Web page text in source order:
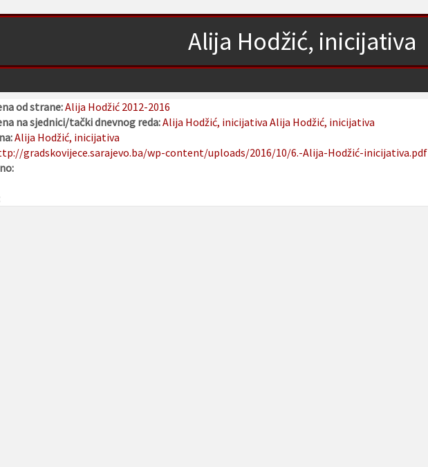
Alija Hodžić, inicijativa
od strane:Alija Hodžić 2012-2016
na sjednici/tački dnevnog reda:Alija Hodžić, inicijativa Alija Hodžić, inicijativa
Alija Hodžić, inicijativa
gradskovijece.sarajevo.ba/wp-content/uploads/2016/10/6.-Alija-Hodžić-inicijativa.pdf